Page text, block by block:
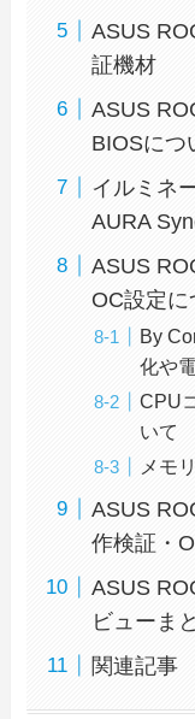
ASUS
証機材
ASUS
BIOSにつ
イルミネ
AURA
ASUS
OC設定に
By
化や
CPU
いて
メモ
ASUS
作検証・
ASUS
ビューま
関連記事